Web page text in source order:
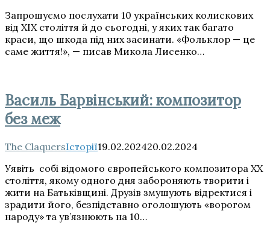
Запрошуємо послухати 10 українських колискових
від XIX століття й до сьогодні, у яких так багато
краси, що шкода під них засинати. «Фольклор — це
саме життя!», — писав Микола Лисенко…
Василь Барвінський: композитор
без меж
The ClaquersІсторії19.02.202420.02.2024
Уявіть собі відомого європейського композитора ХХ
століття, якому одного дня забороняють творити і
жити на Батьківщині. Друзів змушують відректися і
зрадити його, безпідставно оголошують «ворогом
народу» та ув’язнюють на 10…